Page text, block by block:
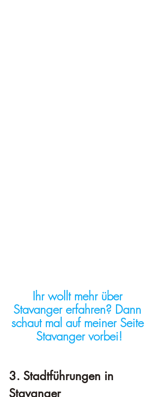
Ihr wollt mehr über
Stavanger erfahren? Dann
schaut mal auf meiner Seite
Stavanger vorbei!
3. Stadtführungen in
Stavanger